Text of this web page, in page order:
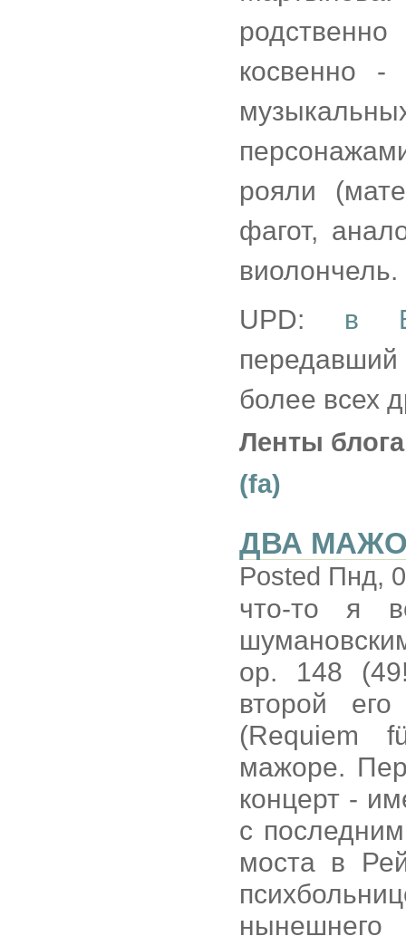
косвенно
рояли
фагот,
виолончель.
UPD: в
более всех
Ленты
(fa)
ДВА
Posted Пнд,
что-то я
op. 148
второй
(Requiem
мажоре.
концерт -
с
моста в
нынешнего